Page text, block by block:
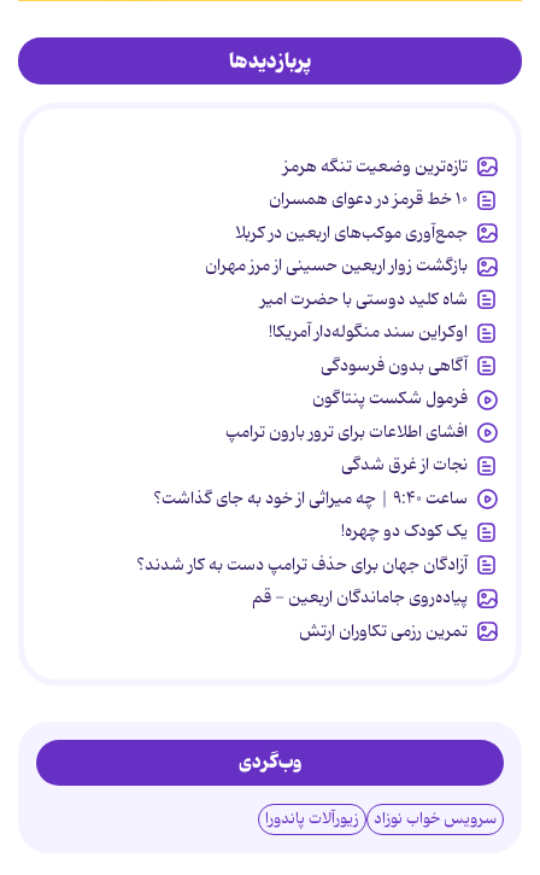
پربازدیدها
تازه‌ترین وضعیت تنگه هرمز
۱۰ خط قرمز در دعوای همسران
جمع‌آوری موکب‌های اربعین در کربلا
بازگشت زوار اربعین حسینی از مرز مهران
شاه کلید دوستی با حضرت امیر
اوکراین سند منگوله‌دار آمریکا!
آگاهی بدون فرسودگی
فرمول شکست پنتاگون
افشای اطلاعات برای ترور بارون ترامپ
نجات از غرق شدگی
ساعت ۹:۴۰ | چه میراثی از خود به جای گذاشت؟
یک کودک دو چهره!
آزادگان جهان برای حذف ترامپ دست به کار شدند؟
پیاده‌روی جاماندگان اربعین - قم
تمرین رزمی تکاوران ارتش
وب‌گردی
سرویس خواب نوزاد زیورآلات پاندورا